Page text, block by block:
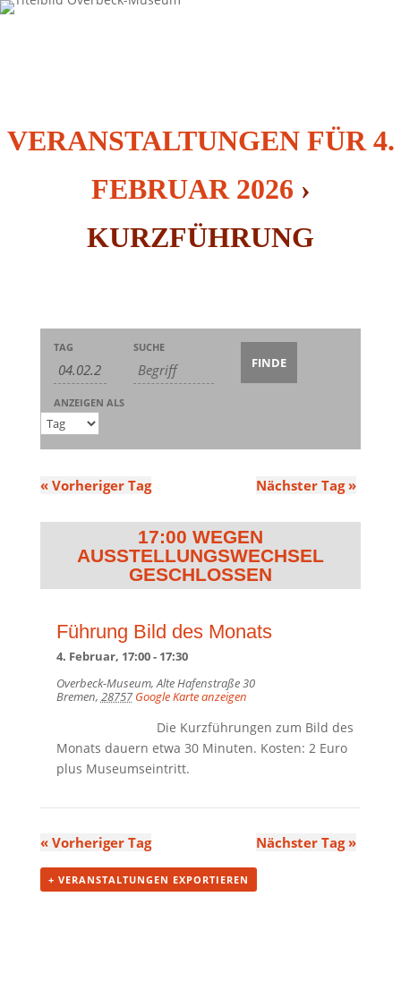
VERANSTALTUNGEN FÜR 4.
FEBRUAR 2026 ›
KURZFÜHRUNG
Veranstaltungen
Suche
und
Ansichten,
Navigation
Suche
TAG SUCHE
Veranstaltung
Ansichten-
Navigation
ANZEIGEN ALS
«Vorheriger Tag Nächster Tag »
17:00
Führung Bild des Monats
4. Februar, 17:00- 17:30
Overbeck-Museum,Alte Hafenstraße 30
Bremen, 28757 Google Karte anzeigen
Die Kurzführungen zum Bild des
Monats dauern etwa 30 Minuten. Kosten: 2 Euro
plus Museumseintritt.
«Vorheriger Tag Nächster Tag »
+ VERANSTALTUNGEN EXPORTIEREN